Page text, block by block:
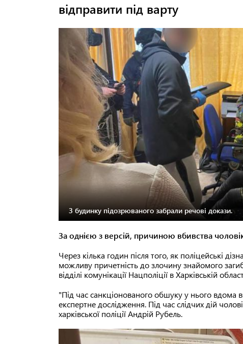
відправити під варту
З будинку підозрюваного забрали речові докази.
За однією з версій, причиною вбивства
Через кілька годин після того, як поліцейські
можливу причетність до злочину знайомого
відділі комунікації Нацполіції в Харківській
"Під час санкціонованого обшуку у нього вдома
експертне дослідження. Під час слідчих дій
харківської поліції Андрій Рубель.